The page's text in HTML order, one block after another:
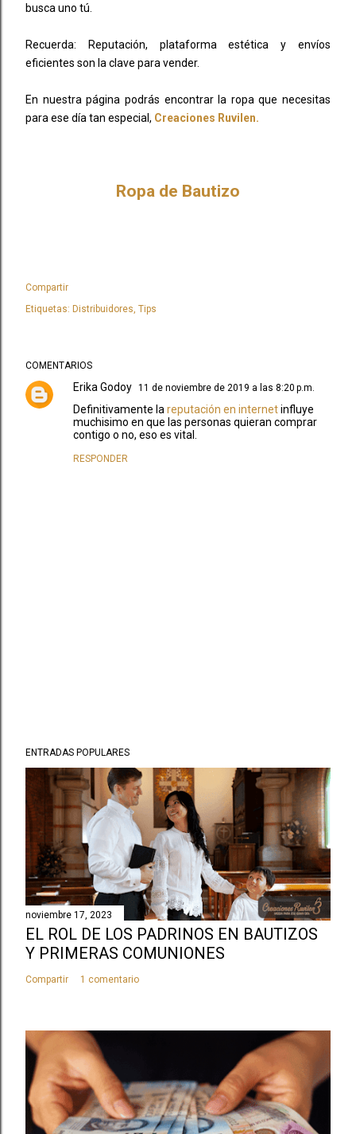
busca uno tú.
Recuerda: Reputación, plataforma estética y envíos
eficientes son la clave para vender.
En nuestra página podrás encontrar la ropa que necesitas
para ese día tan especial, Creaciones Ruvilen.
Ropa de Bautizo
Compartir
Etiquetas: Distribuidores Tips
COMENTARIOS
Erika Godoy 11 de noviembre de 2019 a las 8:20 p.m.
Definitivamente lareputación en internetinfluye
muchisimo en que las personas quieran comprar
contigo o no, eso es vital.
RESPONDER
u
b
l
c
a
r
u
n
c
o
e
a
o
ENTRADAS POPULARES
noviembre 17, 2023
EL ROL DE LOS PADRINOS EN BAUTIZOS
Y PRIMERAS COMUNIONES
Compartir 1 comentario